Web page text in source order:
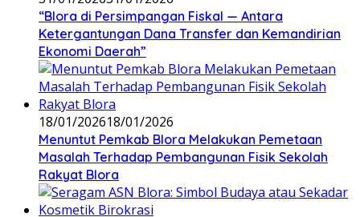
‎“Blora di Persimpangan Fiskal — Antara
Ketergantungan Dana Transfer dan Kemandirian
Ekonomi Daerah”
18/01/202618/01/2026
‎Menuntut Pemkab Blora Melakukan Pemetaan
Masalah Terhadap Pembangunan Fisik Sekolah
Rakyat Blora